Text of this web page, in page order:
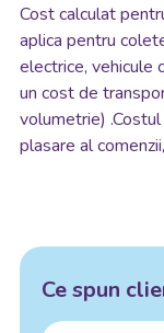
Cost calculat
aplica pentru
electrice, vehicule
un cost de
volumetrie)
plasare al
Ce spun